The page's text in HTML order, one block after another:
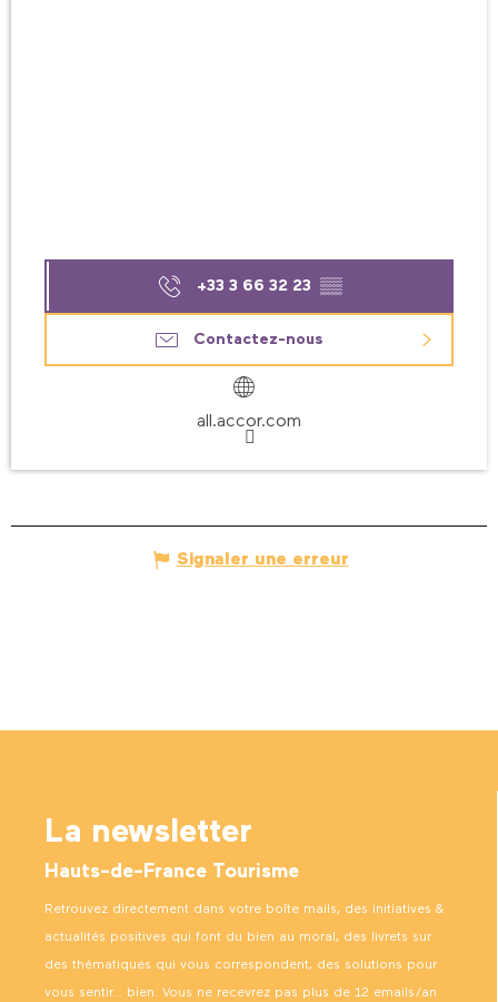
+33 3 66 32 23 ▒▒
Contactez-nous
all.accor.com
Signaler une erreur
La newsletter
Hauts-de-France Tourisme
Retrouvez directement dans votre boîte mails, des initiatives &
actualités positives qui font du bien au moral, des livrets sur
des thématiques qui vous correspondent, des solutions pour
vous sentir… bien. Vous ne recevrez pas plus de 12 emails/an